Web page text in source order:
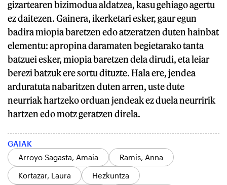
gizartearen bizimodua aldatzea, kasu gehiago agertu
ez daitezen. Gainera, ikerketari esker, gaur egun
badira miopia baretzen edo atzeratzen duten hainbat
elementu: apropina daramaten begietarako tanta
batzuei esker, miopia baretzen dela dirudi, eta leiar
berezi batzuk ere sortu dituzte. Hala ere, jendea
arduratuta nabaritzen duten arren, uste dute
neurriak hartzeko orduan jendeak ez duela neurririk
hartzen edo motz geratzen direla.
GAIAK
Arroyo Sagasta, Amaia
Ramis, Anna
Kortazar, Laura
Hezkuntza